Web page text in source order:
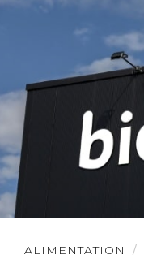
ALIMENTATION
Lire